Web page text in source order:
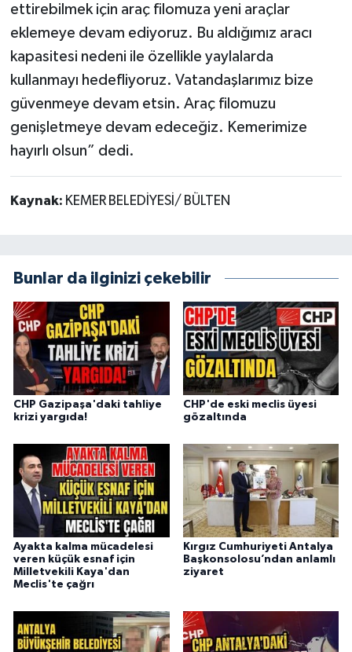
ettirebilmek için araç filomuza yeni araçlar
eklemeye devam ediyoruz. Bu aldığımız aracı
kapasitesi nedeni ile özellikle yaylalarda
kullanmayı hedefliyoruz. Vatandaşlarımız bize
güvenmeye devam etsin. Araç filomuzu
genişletmeye devam edeceğiz. Kemerimize
hayırlı olsun” dedi.
Kaynak: KEMER BELEDİYESİ/ BÜLTEN
Bunlar da ilginizi çekebilir
CHP Gazipaşa'daki tahliye
krizi yargıda!
CHP'de eski meclis üyesi
gözaltında
Ayakta kalma mücadelesi
veren küçük esnaf için
Milletvekili Kaya'dan
Meclis'te çağrı
Kırgız Cumhuriyeti Antalya
Başkonsolosu’ndan anlamlı
ziyaret